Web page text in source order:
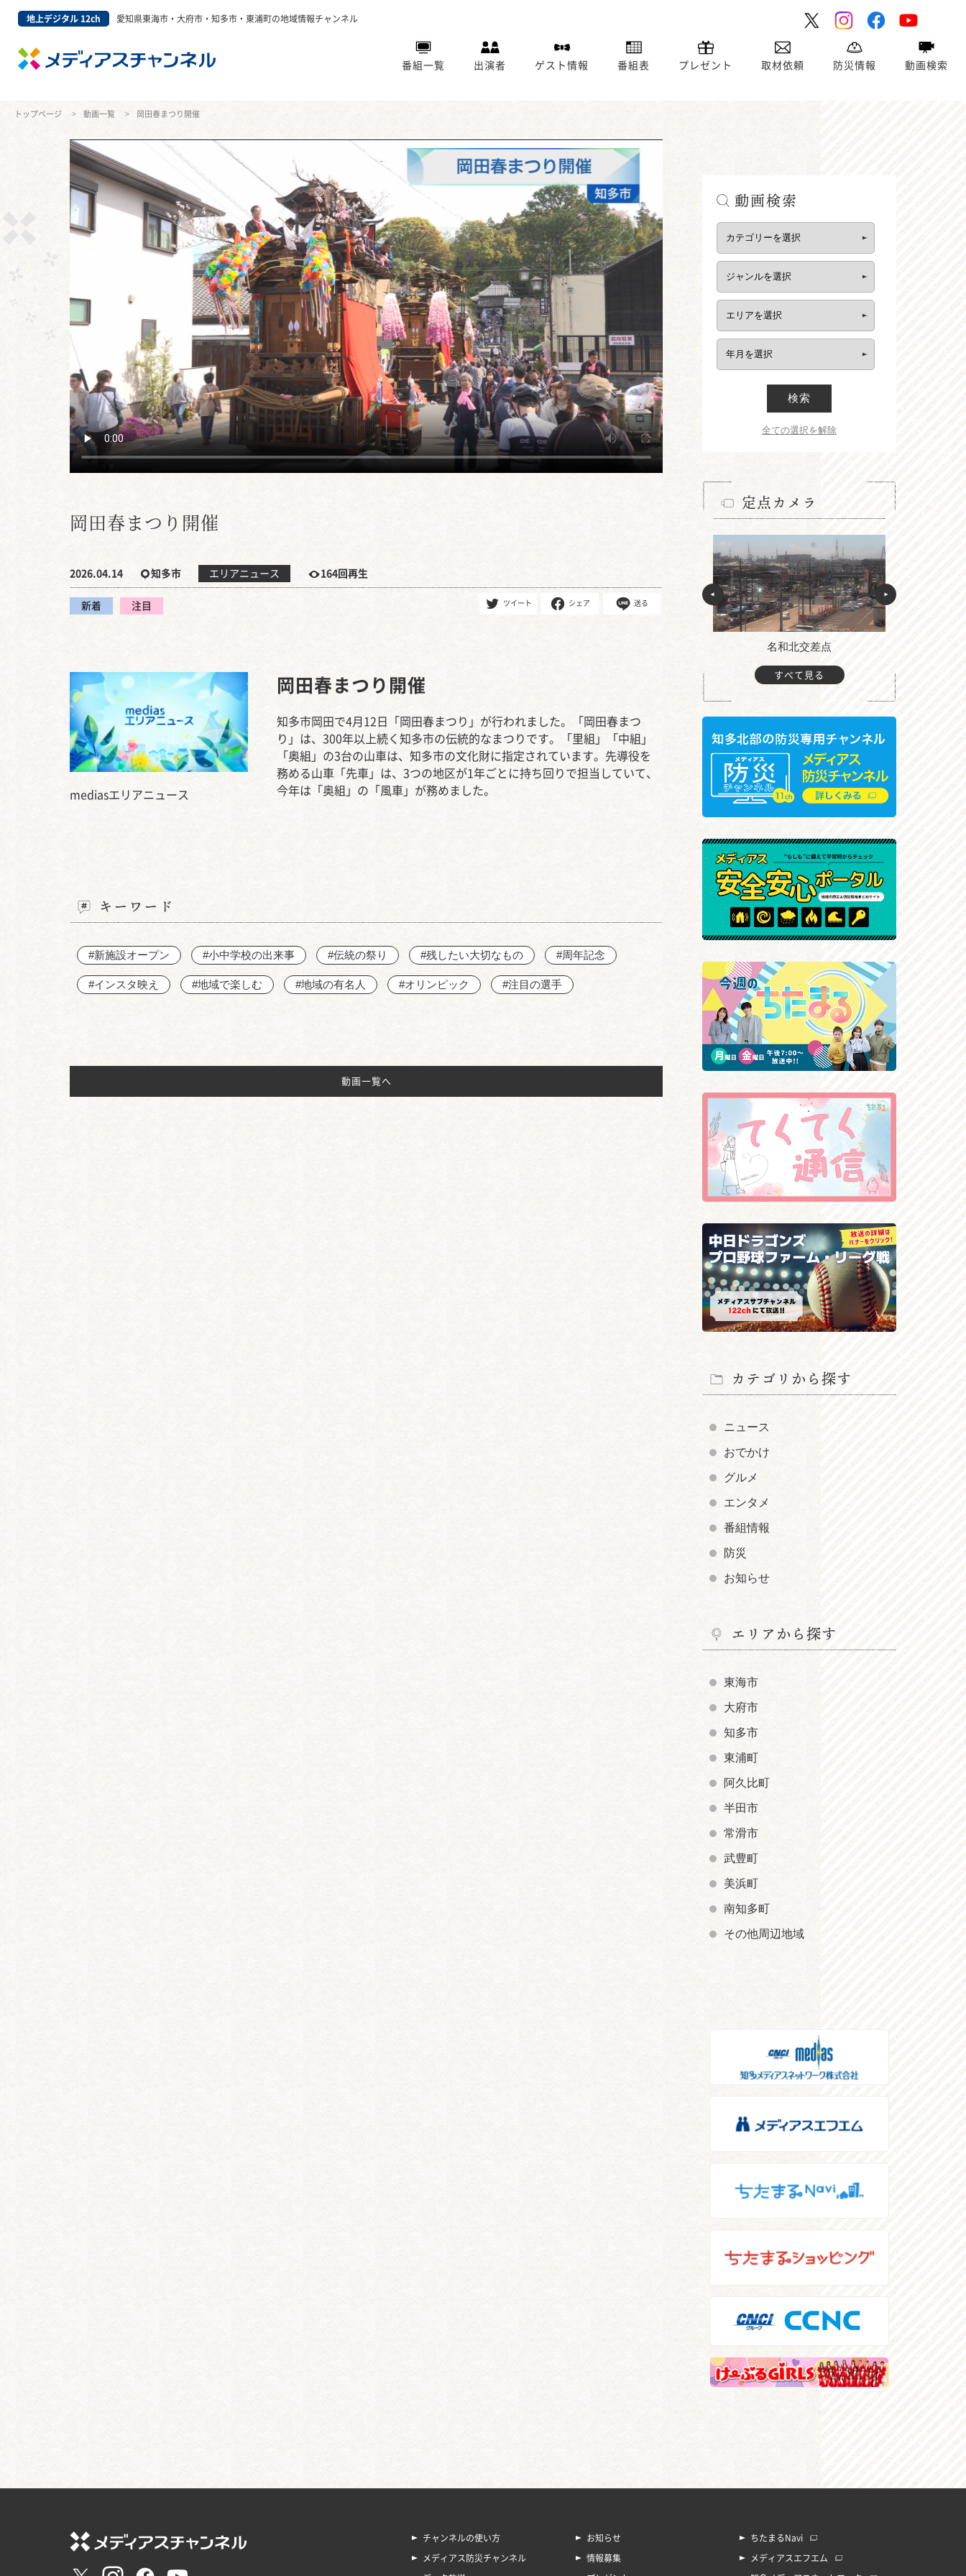
地上デジタル 12ch 愛知県東海市・大府市・知多市・東浦町の地域情報チャンネル
番組一覧 出演者 ゲスト情報 番組表 プレゼント 取材依頼 防災情報 動画検索
トップページ 動画一覧 岡田春まつり開催
岡田春まつり開催
2026.04.14 知多市 エリアニュース 164回再生
新着 注目 ツイート シェア 送る
mediasエリアニュース
岡田春まつり開催
知多市岡田で4月12日「岡田春まつり」が行われました。「岡田春まつ
り」は、300年以上続く知多市の伝統的なまつりです。「里組」「中組」
「奥組」の3台の山車は、知多市の文化財に指定されています。先導役を
務める山車「先車」は、3つの地区が1年ごとに持ち回りで担当していて、
今年は「奥組」の「風車」が務めました。
キーワード
#新施設オープン #小中学校の出来事 #伝統の祭り #残したい大切なもの #周年記念
#インスタ映え #地域で楽しむ #地域の有名人 #オリンピック #注目の選手
動画一覧へ
動画検索
検索
全ての選択を解除
定点カメラ
名和北交差点
すべて見る
カテゴリから探す
ニュース
おでかけ
グルメ
エンタメ
番組情報
防災
お知らせ
エリアから探す
東海市
大府市
知多市
東浦町
阿久比町
半田市
常滑市
武豊町
美浜町
南知多町
その他周辺地域
チャンネルの使い方
メディアス防災チャンネル
お知らせ
情報募集
ちたまるNavi
メディアスエフエム